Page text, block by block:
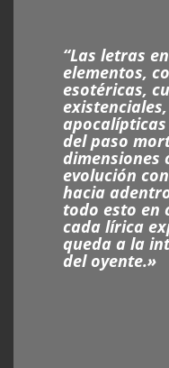
“Las letras
elementos,
esotéricas,
del paso
dimensiones
evolución
hacia
todo esto en
cada lírica
queda a la
del oyente.»